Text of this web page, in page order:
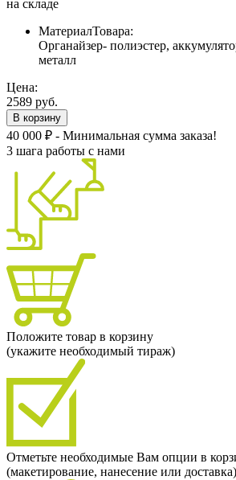
на складе
МатериалТовара:
Органайзер- полиэстер,
металл
Цена:
2589 руб.
В корзину
40 000 ₽ - Минимальная сумма заказа!
3 шага работы с нами
Положите товар в корзину
(укажите необходимый тираж)
Отметьте необходимые Вам опции в
(макетирование, нанесение или доставка)